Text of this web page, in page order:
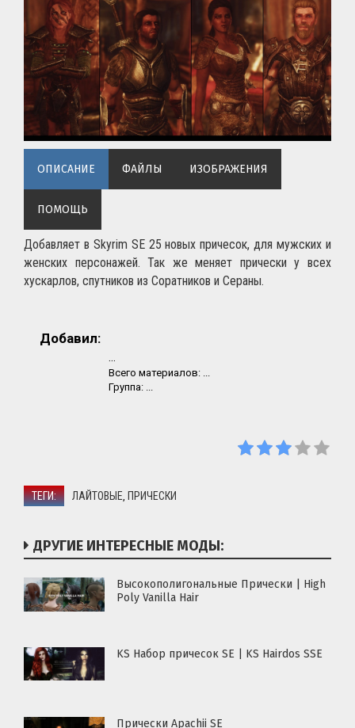
ОПИСАНИЕ ФАЙЛЫ ИЗОБРАЖЕНИЯ
ПОМОЩЬ
Добавляет в Skyrim SE 25 новых причесок, для мужских и
женских персонажей. Так же меняет прически у всех
хускарлов, спутников из Соратников и Сераны.
Добавил:
...
Всего материалов: ...
Группа: ...
ТЕГИ: ЛАЙТОВЫЕ, ПРИЧЕСКИ
ДРУГИЕ ИНТЕРЕСНЫЕ МОДЫ:
Высокополигональные Прически | High
Poly Vanilla Hair
KS Набор причесок SE | KS Hairdos SSE
Прически Apachii SE